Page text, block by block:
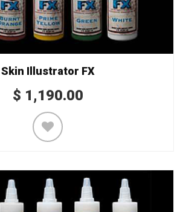
Skin Illustrator FX
$ 1,190.00